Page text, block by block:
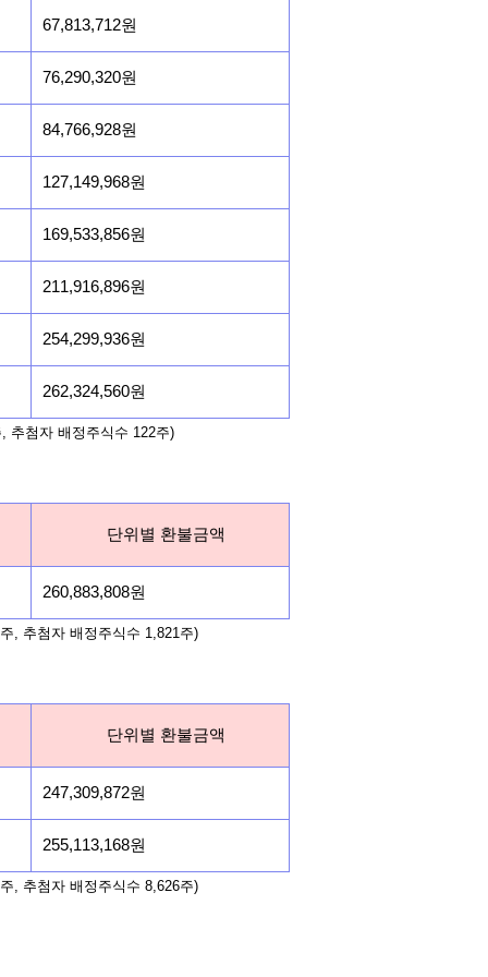
67,813,712원
76,290,320원
84,766,928원
127,149,968원
169,533,856원
211,916,896원
254,299,936원
262,324,560원
추첨자 배정주식수 122주)
단위별 환불금액
260,883,808원
, 추첨자 배정주식수 1,821주)
단위별 환불금액
247,309,872원
255,113,168원
, 추첨자 배정주식수 8,626주)